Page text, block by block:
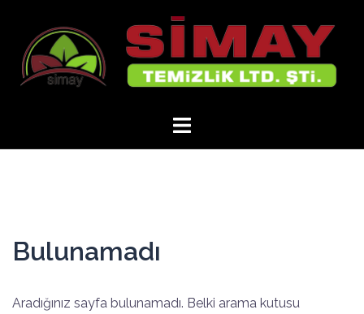
Bulunamadı
Aradığınız sayfa bulunamadı. Belki arama kutusu